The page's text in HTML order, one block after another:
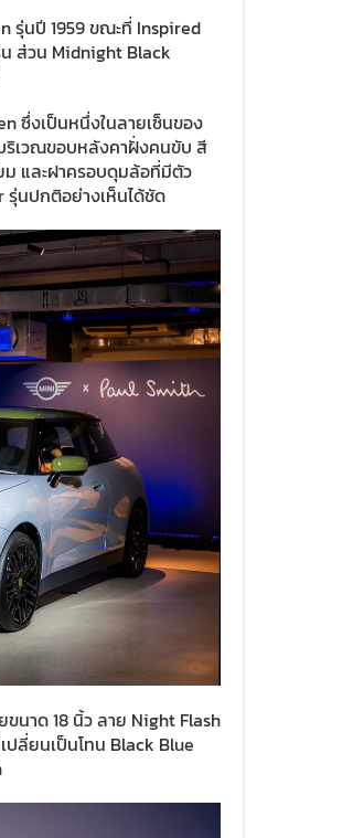
รุ่นปี 1959 ขณะที่ Inspired
ส่วน Midnight Black
ซึ่งเป็นหนึ่งในลายเซ็นของ
ริเวณขอบหลังคาฝั่งคนขับ สี
ม และฝาครอบดุมล้อที่มีตัว
นปกติอย่างเห็นได้ชัด
นาด 18 นิ้ว ลาย Night Flash
ปลี่ยนเป็นโทน Black Blue